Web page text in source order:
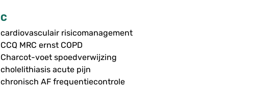
C
cardiovasculair risicomanagement
CCQ MRC ernst COPD
Charcot-voet spoedverwijzing
cholelithiasis acute pijn
chronisch AF frequentiecontrole